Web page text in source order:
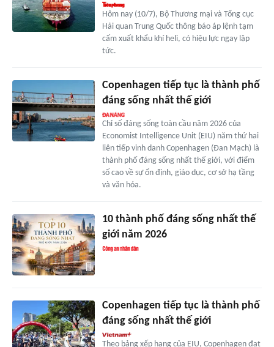
Hôm nay (10/7), Bộ Thương mại và Tổng cục
Hải quan Trung Quốc thông báo áp lệnh tạm
cấm xuất khẩu khí heli, có hiệu lực ngay lập
tức.
Copenhagen tiếp tục là thành phố
đáng sống nhất thế giới
Chỉ số đáng sống toàn cầu năm 2026 của
Economist Intelligence Unit (EIU) năm thứ hai
liên tiếp vinh danh Copenhagen (Đan Mạch) là
thành phố đáng sống nhất thế giới, với điểm
số cao về sự ổn định, giáo dục, cơ sở hạ tầng
và văn hóa.
10 thành phố đáng sống nhất thế
giới năm 2026
Copenhagen tiếp tục là thành phố
đáng sống nhất thế giới
Theo bảng xếp hạng của EIU, Copenhagen đạt